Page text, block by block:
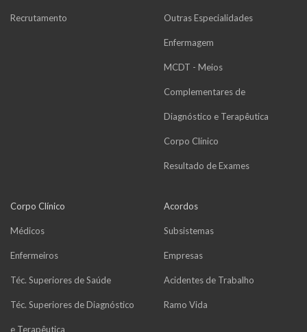
Recrutamento Outras Especialidades
Enfermagem
MCDT - Meios
Complementares de
Diagnóstico e Terapêutica
Corpo Clínico
Resultado de Exames
Corpo Clínico
Médicos
Enfermeiros
Téc. Superiores de Saúde
Téc. Superiores de Diagnóstico
e Terapêutica
Acordos
Subsistemas
Empresas
Acidentes de Trabalho
Ramo Vida